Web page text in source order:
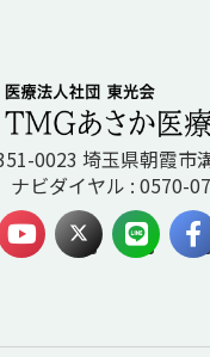
0023 埼玉県朝霞市
ナビダイヤル : 0570-